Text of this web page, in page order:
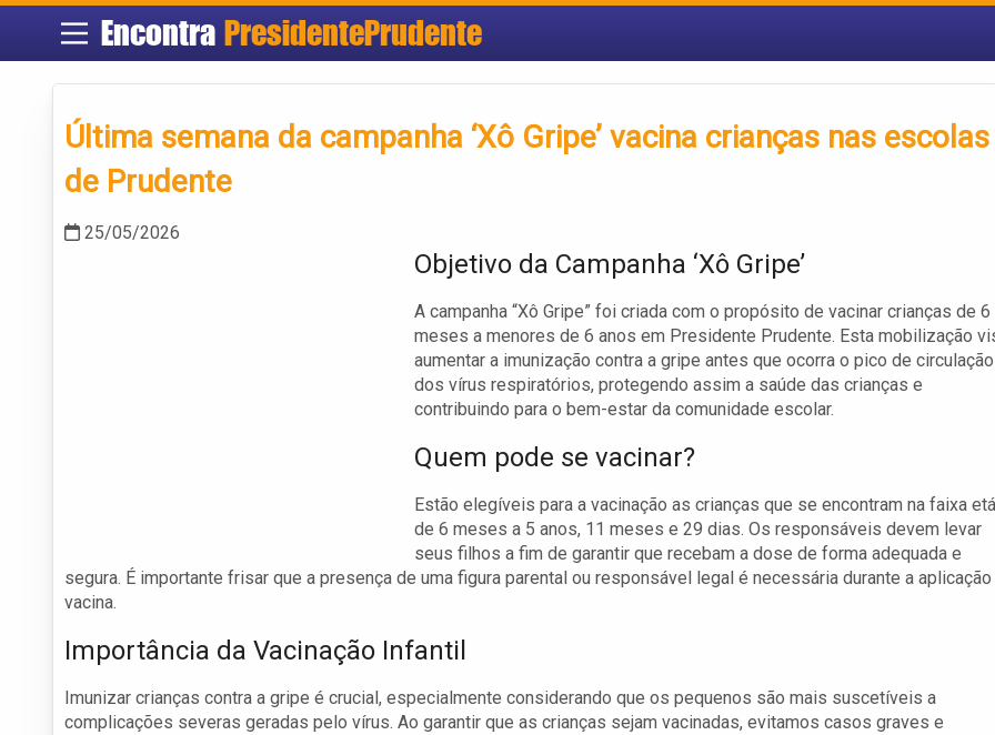
Encontra PresidentePrudente
Última semana da campanha ‘Xô Gripe’ vacina crianças nas escolas
de Prudente
25/05/2026
Objetivo da Campanha ‘Xô Gripe’
A campanha “Xô Gripe” foi criada com o propósito de vacinar crianças de 6
meses a menores de 6 anos em Presidente Prudente. Esta mobilização
aumentar a imunização contra a gripe antes que ocorra o pico de circulação
dos vírus respiratórios, protegendo assim a saúde das crianças e
contribuindo para o bem-estar da comunidade escolar.
Quem pode se vacinar?
Estão elegíveis para a vacinação as crianças que se encontram na faixa
de 6 meses a 5 anos, 11 meses e 29 dias. Os responsáveis devem levar
seus filhos a fim de garantir que recebam a dose de forma adequada e
segura. É importante frisar que a presença de uma figura parental ou responsável legal é necessária durante a aplicação
vacina.
Importância da Vacinação Infantil
Imunizar crianças contra a gripe é crucial, especialmente considerando que os pequenos são mais suscetíveis a
complicações severas geradas pelo vírus. Ao garantir que as crianças sejam vacinadas, evitamos casos graves e